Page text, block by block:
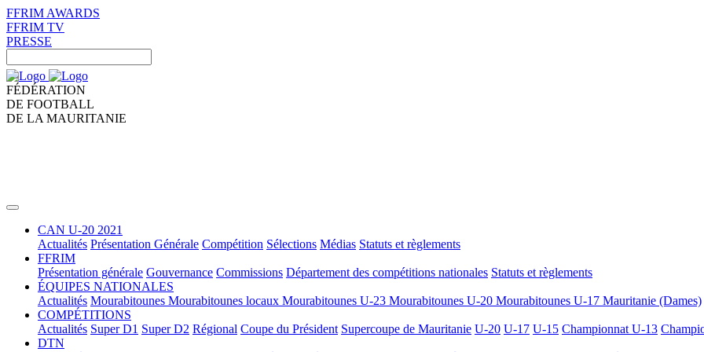
FFRIM AWARDS
FFRIM TV
PRESSE
FÉDÉRATION
DE FOOTBALL
DE LA MAURITANIE
CAN U-20 2021
Actualités Présentation Générale Compétition Sélections Médias Statuts et règlements
FFRIM
Présentation générale Gouvernance Commissions Département des compétitions nationales Statuts et règlements
ÉQUIPES NATIONALES
Actualités Mourabitounes Mourabitounes locaux Mourabitounes U-23 Mourabitounes U-20 Mourabitounes U-17 Mauritanie (Dames)
COMPÉTITIONS
Actualités Super D1 Super D2 Régional Coupe du Président Supercoupe de Mauritanie U-20 U-17 U-15 Championnat U-13
DTN